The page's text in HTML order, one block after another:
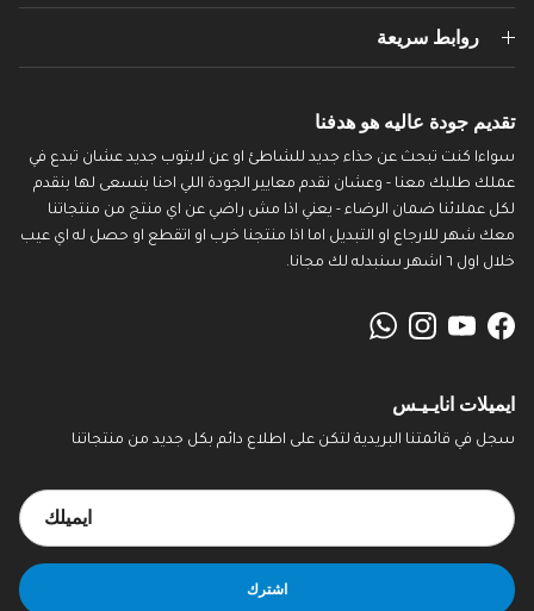
روابط سريعة
تقديم جودة عاليه هو هدفنا
سواءا كنت تبحث عن حذاء جديد للشاطئ او عن لابتوب جديد عشان تبدع في
عملك طلبك معنا - وعشان نقدم معايير الجودة اللي احنا بنسعى لها بنقدم
لكل عملائنا ضمان الرضاء - يعني اذا مش راضي عن اي منتج من منتجاتنا
معك شهر للارجاع او التبديل اما اذا منتجنا خرب او اتقطع او حصل له اي عيب
خلال اول ٦ اشهر سنبدله لك مجانا.
Facebook
YouTube
Instagram
WhatsApp
ايميلات انايـيـس
سجل في قائمتنا البريدية لتكن على اطلاع دائم بكل جديد من منتجاتنا
اشترك